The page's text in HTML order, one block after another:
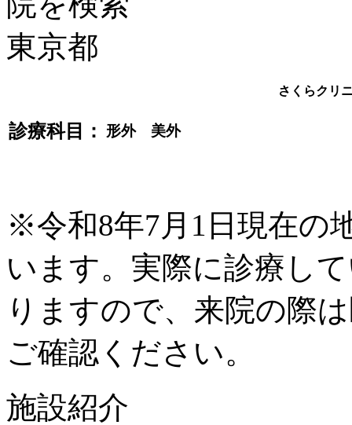
さくらクリ
診療科目： 形外 美外
※令和8年7月1日現在の
います。実際に診療し
りますので、来院の際
ご確認ください。
施設紹介